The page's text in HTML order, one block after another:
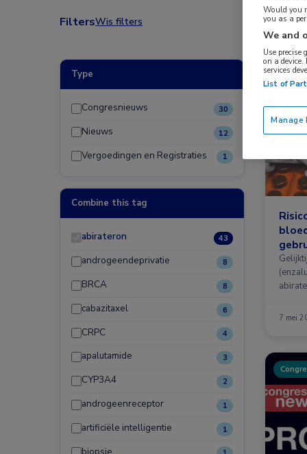
FiltersWis filters
Type
Congresnieuws 30
Nieuws 12
Vergoedingen en Registraties 1
Combine this tag
abirateron 43
androgeendeprivatie 8
BRCA 8
cabazitaxel 6
CRPC 4
apalutamide 3
CYP3A4 2
androgeenreceptor 1
artificiële intelligentie 1
biopsie
Nieuws
7 mei
Would you
you as a
We and
Use
on a
services
List of
Manage